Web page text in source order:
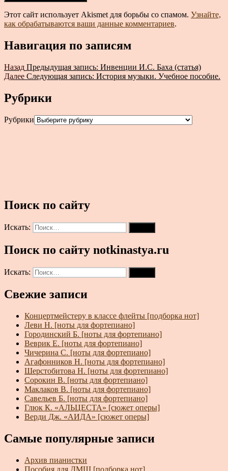
Этот сайт использует Akismet для борьбы со спамом. Узнайте,
как обрабатываются ваши данные комментариев.
Навигация по записям
Назад Предыдущая запись: Инвенции И.С. Баха (статья)
Далее Следующая запись: История музыки. Учебное пособие.
Рубрики
Рубрики
Поиск по сайту
Искать:
Поиск по сайту notkinastya.ru
Искать:
Свежие записи
Концертмейстеру в классе флейты [подборка нот]
Леви Н. [ноты для фортепиано]
Городинский Б. [ноты для фортепиано]
Веврик Е. [ноты для фортепиано]
Чичерина С. [ноты для фортепиано]
Агафонников Н. [ноты для фортепиано]
Шерстобитова Н. [ноты для фортепиано]
Сорокин В. [ноты для фортепиано]
Маклаков В. [ноты для фортепиано]
Савельев Б. [ноты для фортепиано]
Глюк К. «АЛЬЦЕСТА» [сюжет оперы]
Верди Дж. «АИДА» [сюжет оперы]
Самые популярные записи
Архив пианистки